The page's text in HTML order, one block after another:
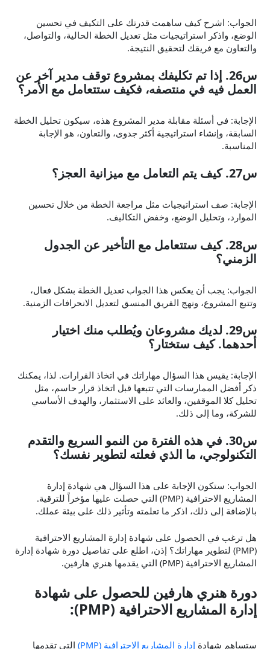
الجواب: اشرح كيف ساهمت قدرتك على التكيف في تحسين
الوضع، واذكر استراتيجيات مثل تعديل الخطة الحالية، والتواصل،
والتعاون مع فريقك لتحقيق النتيجة.
س26. إذا تم تكليفك بمشروع توقف مدير آخر عن
العمل فيه في منتصفه، فكيف ستتعامل مع الأمر؟
الإجابة: في أسئلة مقابلة مدير المشروع هذه، سيكون تحليل الخطة
السابقة، وإنشاء استراتيجية أكثر جدوى، والتعاون، هو الإجابة
المناسبة.
س27. كيف يتم التعامل مع ميزانية العجز؟
الإجابة: صف استراتيجيات مثل مراجعة الخطة من خلال تحسين
الموارد، وتحليل الوضع، وخفض التكاليف.
س28. كيف ستتعامل مع التأخير عن الجدول
الزمني؟
الجواب: يجب أن يعكس هذا الجواب تعديل الخطة بشكل فعال،
وتتبع المشروع، ونهج الفريق المنسق لتعديل الانحرافات الزمنية.
س29. لديك مشروعان ويُطلب منك اختيار
أحدهما. كيف ستختار؟
الإجابة: يقيس هذا السؤال مهاراتك في اتخاذ القرارات. لذا، يمكنك
ذكر أفضل الممارسات التي تتبعها قبل اتخاذ قرار حاسم، مثل
تحليل كلا الموقفين، والعائد على الاستثمار، والهدف الأساسي
للشركة، وما إلى ذلك.
س30. في هذه الفترة من النمو السريع والتقدم
التكنولوجي، ما الذي فعلته لتطوير نفسك؟
الجواب: ستكون الإجابة على هذا السؤال هي شهادة إدارة
المشاريع الاحترافية (PMP) التي حصلت عليها مؤخراً للترقية.
بالإضافة إلى ذلك، اذكر ما تعلمته وتأثير ذلك على بيئة عملك.
هل ترغب في الحصول على شهادة إدارة المشاريع الاحترافية
(PMP) لتطوير مهاراتك؟ إذن، اطلع على تفاصيل دورة شهادة إدارة
المشاريع الاحترافية (PMP) التي يقدمها هنري هارفين.
دورة هنري هارفين للحصول على شهادة
إدارة المشاريع الاحترافية (PMP):
ستساهم شهادة إدارة المشاريع الاحترافية (PMP) التي تقدمها